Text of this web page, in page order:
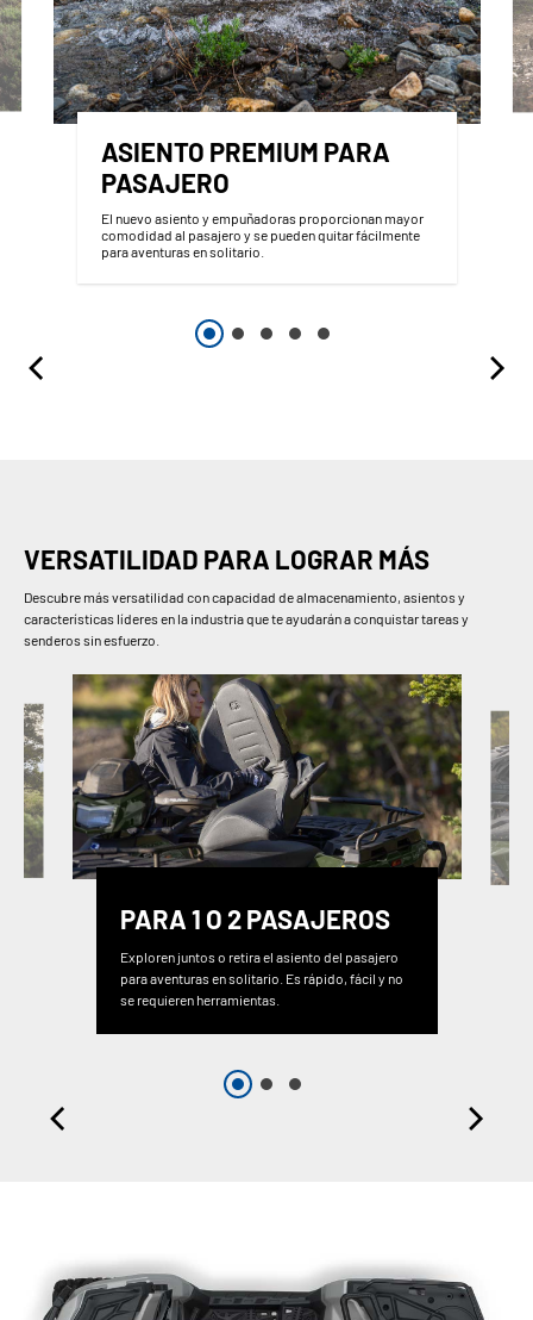
ASIENTO PREMIUM PARA
PASAJERO
El nuevo asiento y empuñadoras proporcionan mayor
comodidad al pasajero y se pueden quitar fácilmente
para aventuras en solitario.
VERSATILIDAD PARA LOGRAR MÁS
Descubre más versatilidad con capacidad de almacenamiento, asientos y
características líderes en la industria que te ayudarán a conquistar tareas y
senderos sin esfuerzo.
PARA 1 O 2 PASAJEROS
Exploren juntos o retira el asiento del pasajero
para aventuras en solitario. Es rápido, fácil y no
se requieren herramientas.